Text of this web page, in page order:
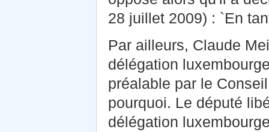
28 juillet 2009) : `En
Par ailleurs, Claude
délégation
préalable par le
pourquoi. Le député
délégation